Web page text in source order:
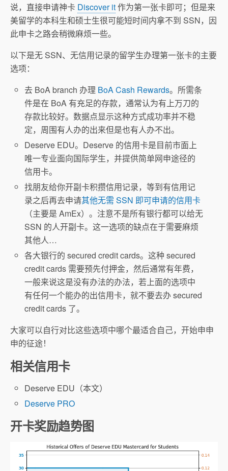
说，直接申请神卡 Discover it作为第一张卡即可；但是来
美留学的本科生和硕士生很可能短时间内拿不到 SSN，因
此申卡之路会稍微麻烦一些。
以下是无 SSN、无信用记录的留学生办理第一张卡的主要
选项：
去 BoA branch 办理 BoA Cash Rewards。所需条
件是在 BoA 有充足的存款，通常认为有上万刀的
存款比较好。数据点显示这种方式成功率并不稳
定，周围有人办的出来但是也有人办不出。
Deserve EDU。Deserve 的信用卡是目前市面上
唯一专业面向国际学生，并提供简单网申途径的
信用卡。
找朋友给你开副卡积攒信用记录，等到有信用记
录之后再去申请其他无需 SSN 即可申请的信用卡
（主要是 AmEx）。注意不是所有银行都可以给无
SSN 的人开副卡。这一选项的缺点在于需要麻烦
其他人…
各大银行的 secured credit cards。这种 secured
credit cards 需要预先付押金，然后通常有年费，
一般来说这是没有办法的办法，若上面的选项中
有任何一个能办的出信用卡，就不要去办 secured
credit cards 了。
大家可以自行对比这些选项中哪个最适合自己，开始申申
申的征途！
相关信用卡
Deserve EDU（本文）
Deserve PRO
开卡奖励趋势图